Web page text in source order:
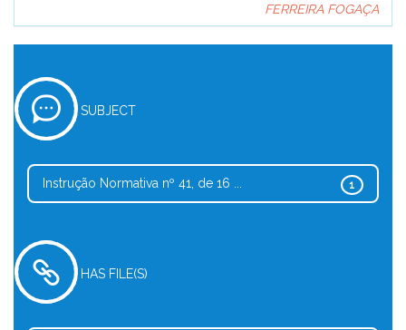
FERREIRA FOGAÇA
SUBJECT
1
Instrução Normativa nº 41, de 16 ...
HAS FILE(S)